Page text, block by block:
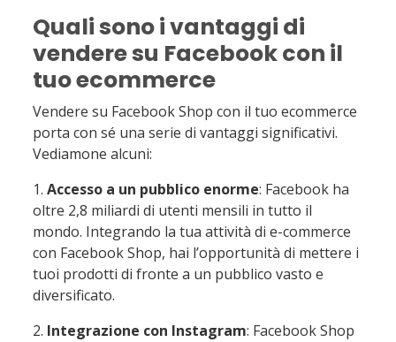
Quali sono i vantaggi di
vendere su Facebook con il
tuo ecommerce
Vendere su Facebook Shop con il tuo ecommerce
porta con sé una serie di vantaggi significativi.
Vediamone alcuni:
1. Accesso a un pubblico enorme: Facebook ha
oltre 2,8 miliardi di utenti mensili in tutto il
mondo. Integrando la tua attività di e-commerce
con Facebook Shop, hai l’opportunità di mettere i
tuoi prodotti di fronte a un pubblico vasto e
diversificato.
2. Integrazione con Instagram: Facebook Shop